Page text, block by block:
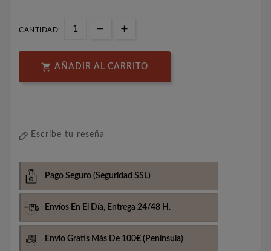
CANTIDAD:
 AÑADIR AL CARRITO
Escribe tu reseña
Pago Seguro (Seguridad SSL)
Envíos En El Día, Entrega 24/48 H.
Envio Gratis Más De 100€ (Península)